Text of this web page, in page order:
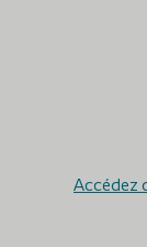
Accédez